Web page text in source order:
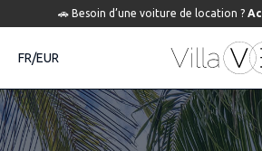
🚗 Besoin d’une voiture de location ?
FR/EUR